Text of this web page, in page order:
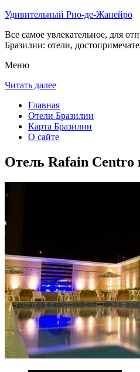
Удивительный Рио-де-Жанейро
Все самое увлекательное, для
Бразилии: отели,
Меню
Читать далее
Главная
Отели Бразилии
Карта Бразилии
О сайте
Отель Rafain Centro